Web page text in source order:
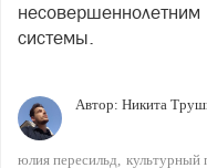
системы.
Автор: Никита
юлия пересильд культурный